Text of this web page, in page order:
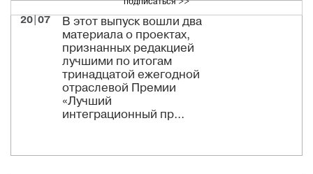
подписаться >>
20|07
В этот выпуск вошли два
материала о проектах,
признанных редакцией
лучшими по итогам
тринадцатой ежегодной
отраслевой Премии
«Лучший
интеграционный пр...